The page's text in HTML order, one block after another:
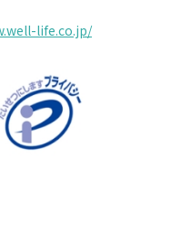
life.co.jp/